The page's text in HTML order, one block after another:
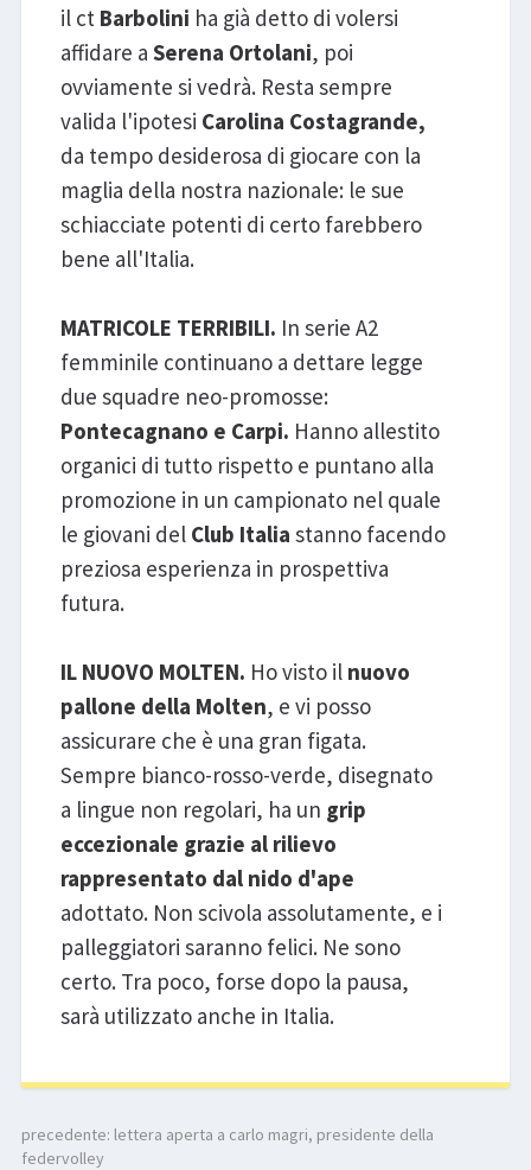
il ct Barbolini ha già detto di volersi
affidare a Serena Ortolani, poi
ovviamente si vedrà. Resta sempre
valida l'ipotesi Carolina Costagrande,
da tempo desiderosa di giocare con la
maglia della nostra nazionale: le sue
schiacciate potenti di certo farebbero
bene all'Italia.
MATRICOLE TERRIBILI. In serie A2
femminile continuano a dettare legge
due squadre neo-promosse:
Pontecagnano e Carpi. Hanno allestito
organici di tutto rispetto e puntano alla
promozione in un campionato nel quale
le giovani delClub Italia stanno facendo
preziosa esperienza in prospettiva
futura.
IL NUOVO MOLTEN. Ho visto il nuovo
pallone della Molten, e vi posso
assicurare che è una gran figata.
Sempre bianco-rosso-verde, disegnato
a lingue non regolari, ha un grip
eccezionale grazie al rilievo
rappresentato dal nido d'ape
adottato. Non scivola assolutamente, e i
palleggiatori saranno felici. Ne sono
certo. Tra poco, forse dopo la pausa,
sarà utilizzato anche in Italia.
precedente: lettera aperta a carlo magri, presidente della
federvolley